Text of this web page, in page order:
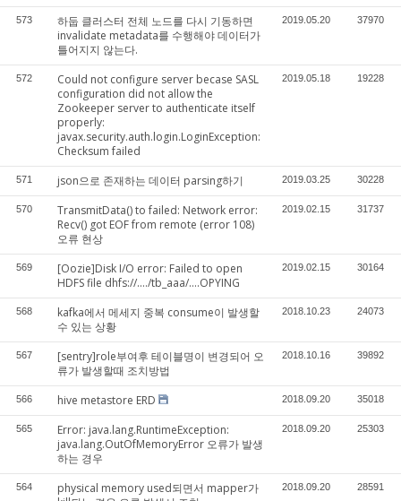
573
하둡 클러스터 전체 노드를 다시 기동하면
invalidate metadata를 수행해야 데이터가
틀어지지 않는다.
2019.05.20 37970
572
Could not configure server becase SASL
configuration did not allow the
Zookeeper server to authenticate itself
properly:
javax.security.auth.login.LoginException:
Checksum failed
2019.05.18 19228
571 json으로 존재하는 데이터 parsing하기 2019.03.25 30228
570
TransmitData() to failed: Network error:
Recv() got EOF from remote (error 108)
오류 현상
2019.02.15 31737
569
[Oozie]Disk I/O error: Failed to open
HDFS file dhfs://..../tb_aaa/....OPYING
2019.02.15 30164
568
kafka에서 메세지 중복 consume이 발생할
수 있는 상황
2018.10.23 24073
567
[sentry]role부여후 테이블명이 변경되어 오
류가 발생할때 조치방법
2018.10.16 39892
566 hive metastore ERD 2018.09.20 35018
565
Error: java.lang.RuntimeException:
java.lang.OutOfMemoryError 오류가 발생
하는 경우
2018.09.20 25303
564
physical memory used되면서 mapper가
2018.09.20 28591